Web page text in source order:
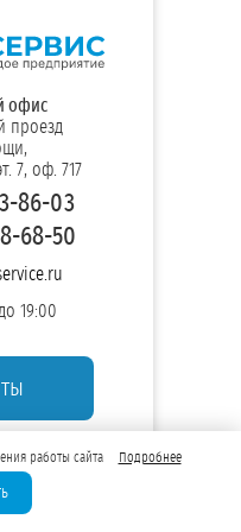
офис
проезд
7, оф. 717
86-03
68-50
19:00
работы сайта Подробнее